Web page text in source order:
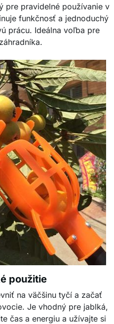
pre pravidelné používanie v
funkčnosť a jednoduchý
prácu. Ideálna voľba pre
použitie
na väčšinu tyčí a začať
Je vhodný pre jablká,
čas a energiu a užívajte si